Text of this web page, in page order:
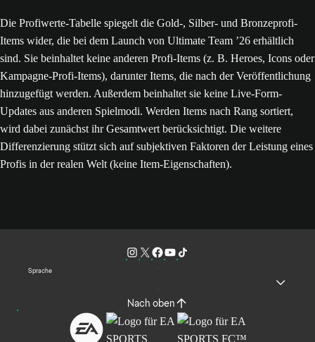
Die Profiwerte-Tabelle spiegelt die Gold-, Silber- und Bronzeprofi-
Items wider, die bei dem Launch von Ultimate Team ’26 erhältlich
sind. Sie beinhaltet keine anderen Profi-Items (z. B. Heroes, Icons oder
Kampagne-Profi-Items), darunter Items, die nach der Veröffentlichung
hinzugefügt werden. Außerdem beinhaltet sie keine Live-Form-
Updates aus anderen Spielmodi. Werden Items nach Rang sortiert,
wird dabei zunächst ihr Gesamtwert berücksichtigt. Die weitere
Differenzierung stützt sich auf subjektiven Faktoren der Leistung eines
Profis in der realen Welt (keine Item-Eigenschaften).
Sprache
Nach oben